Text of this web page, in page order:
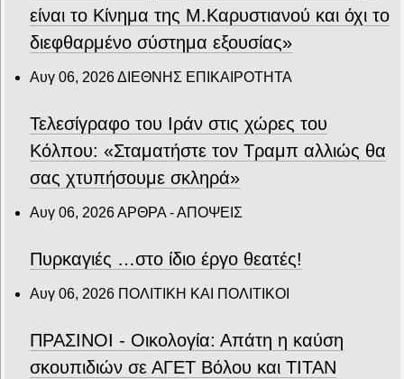
είναι το Κίνημα της Μ.Καρυστιανού και όχι το
διεφθαρμένο σύστημα εξουσίας»
Αυγ 06, 2026ΔΙΕΘΝΗΣ ΕΠΙΚΑΙΡΟΤΗΤΑ
Τελεσίγραφο του Ιράν στις χώρες του
Κόλπου: «Σταματήστε τον Τραμπ αλλιώς θα
σας χτυπήσουμε σκληρά»
Αυγ 06, 2026ΑΡΘΡΑ - ΑΠΟΨΕΙΣ
Πυρκαγιές …στο ίδιο έργο θεατές!
Αυγ 06, 2026 ΠΟΛΙΤΙΚΗ ΚΑΙ ΠΟΛΙΤΙΚΟΙ
ΠΡΑΣΙΝΟΙ - Οικολογία: Απάτη η καύση
σκουπιδιών σε ΑΓΕΤ Βόλου και ΤΙΤΑΝ